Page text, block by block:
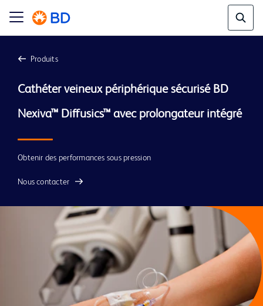
Produits
Cathéter veineux périphérique sécurisé BD
Nexiva™ Diffusics™ avec prolongateur intégré
Obtenir des performances sous pression
Nous contacter